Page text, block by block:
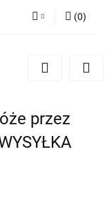
się
cookies
(0)
przez